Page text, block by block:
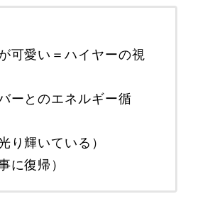
可愛い＝ハイヤーの視
ーとのエネルギー循
輝いている）
復帰）